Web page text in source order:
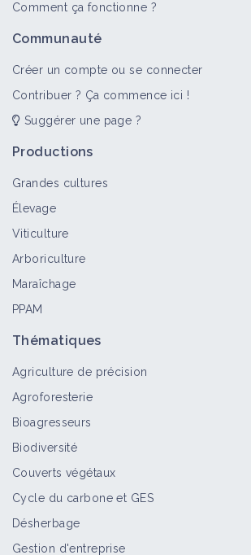
Comment ça fonctionne ?
Communauté
Créer un compte ou se connecter
Contribuer ? Ça commence ici !
Suggérer une page ?
Productions
Grandes cultures
Élevage
Viticulture
Arboriculture
Maraîchage
PPAM
Thématiques
Agriculture de précision
Agroforesterie
Bioagresseurs
Biodiversité
Couverts végétaux
Cycle du carbone et GES
Désherbage
Gestion d'entreprise